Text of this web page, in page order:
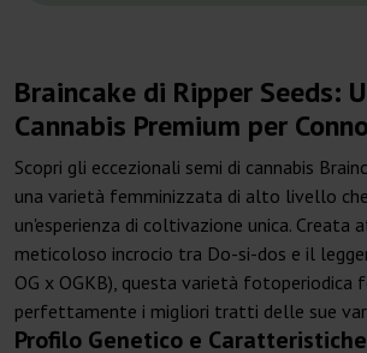
Braincake di Ripper Seeds:
Cannabis Premium per
Scopri gli eccezionali semi di cannabis
una varietà femminizzata di alto livello
un'esperienza di coltivazione unica. Creata
meticoloso incrocio tra Do-si-dos e il
OG x OGKB), questa varietà fotoperiodica
perfettamente i migliori tratti delle sue
Profilo Genetico e